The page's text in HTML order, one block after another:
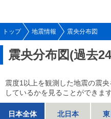
トップ 地震情報 震央分布図
震央分布図(過去
震度1以上を観測した地震の震
しているかを見ることができます
日本全体 北日本